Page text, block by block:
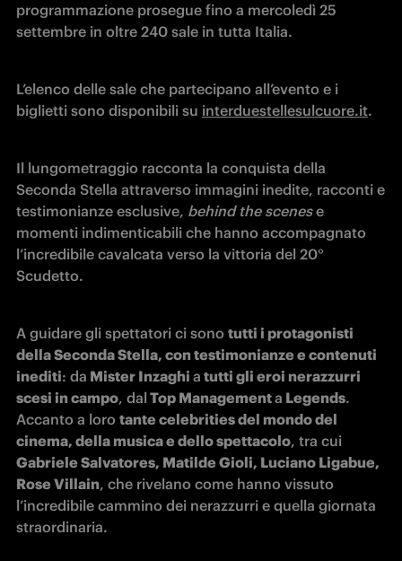
programmazione prosegue fino a mercoledì 25
settembre in oltre 240 sale in tutta Italia.
L’elenco delle sale che partecipano all’evento e i
biglietti sono disponibili su interduestellesulcuore.it.
Il lungometraggio racconta la conquista della
Seconda Stella attraverso immagini inedite, racconti e
testimonianze esclusive, behind the scenes e
momenti indimenticabili che hanno accompagnato
l’incredibile cavalcata verso la vittoria del 20°
Scudetto.
A guidare gli spettatori ci sono tutti i protagonisti
della Seconda Stella, con testimonianze e contenuti
inediti: da Mister Inzaghi a tutti gli eroi nerazzurri
scesi in campo, dal Top Management a Legends.
Accanto a loro tante celebrities del mondo del
cinema, della musica e dello spettacolo
Gabriele Salvatores, Matilde Gioli, Luciano Ligabue,
Rose Villain, che rivelano come hanno vissuto
l’incredibile cammino dei nerazzurri e quella giornata
straordinaria.